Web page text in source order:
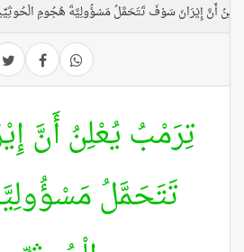
أَنَّ إِيْرَانَ سَوْفَ تَتَحَمَّلُ مَسْؤُولِيَّةَ هُجُومِ
تِرَمْبُ يُعْلِنُ أَنَّ
تَتَحَمَّلُ